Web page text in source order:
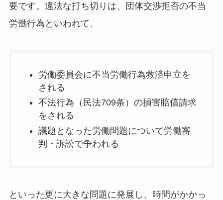
要です。違法な打ち切りは、団体交渉拒否の不当
労働行為といわれて、
労働委員会に不当労働行為救済申立を
される
不法行為（民法709条）の損害賠償請求
をされる
議題となった労働問題について労働審
判・訴訟で争われる
といった更に大きな問題に発展し、時間がかかっ